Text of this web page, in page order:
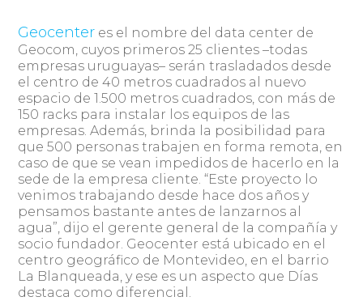
Geocenter es el nombre del data center de
Geocom, cuyos primeros 25 clientes –todas
empresas uruguayas– serán trasladados desde
el centro de 40 metros cuadrados al nuevo
espacio de 1.500 metros cuadrados, con más de
150 racks para instalar los equipos de las
empresas. Además, brinda la posibilidad para
que 500 personas trabajen en forma remota, en
caso de que se vean impedidos de hacerlo en la
sede de la empresa cliente. “Este proyecto lo
venimos trabajando desde hace dos años y
pensamos bastante antes de lanzarnos al
agua”, dijo el gerente general de la compañía y
socio fundador. Geocenter está ubicado en el
centro geográfico de Montevideo, en el barrio
La Blanqueada, y ese es un aspecto que Días
destaca como diferencial.